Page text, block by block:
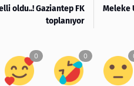
oldu..! Gaziantep FK
toplanıyor
Meleke